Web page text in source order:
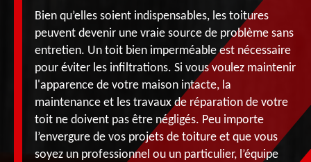
Bien qu’elles soient indispensables, les toitures
peuvent devenir une vraie source de problème sans
entretien. Un toit bien imperméable est nécessaire
pour éviter les infiltrations. Si vous voulez maintenir
l'apparence de votre maison intacte, la
maintenance et les travaux de réparation de votre
toit ne doivent pas être négligés. Peu importe
l’envergure de vos projets de toiture et que vous
soyez un professionnel ou un particulier, l’équipe